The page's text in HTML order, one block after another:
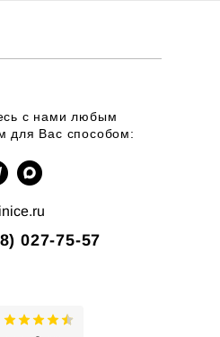
с нами любым
для Вас способом:
027-75-57